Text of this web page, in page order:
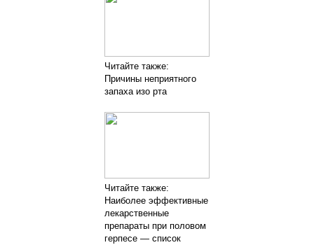
Читайте также:
Причины неприятного
запаха изо рта
Читайте также:
Наиболее эффективные
лекарственные
препараты при половом
герпесе — список